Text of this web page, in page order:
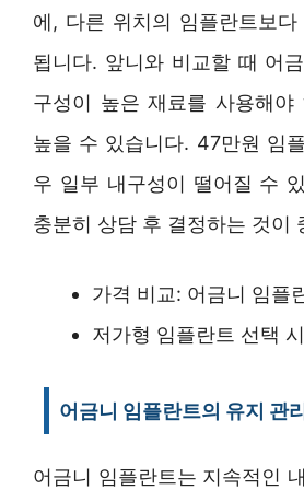
에, 다른 위치의 임플란트보
됩니다. 앞니와 비교할 때 어
구성이 높은 재료를 사용해야
높을 수 있습니다. 47만원 임
우 일부 내구성이 떨어질 수
충분히 상담 후 결정하는 것이
가격 비교: 어금니 임플
저가형 임플란트 선택
어금니 임플란트의 유지 관
어금니 임플란트는 지속적인